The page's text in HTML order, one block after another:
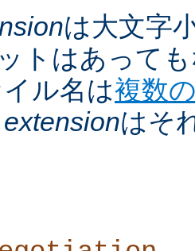
は大文字
トはあって
ル名は複数
extensionはそ